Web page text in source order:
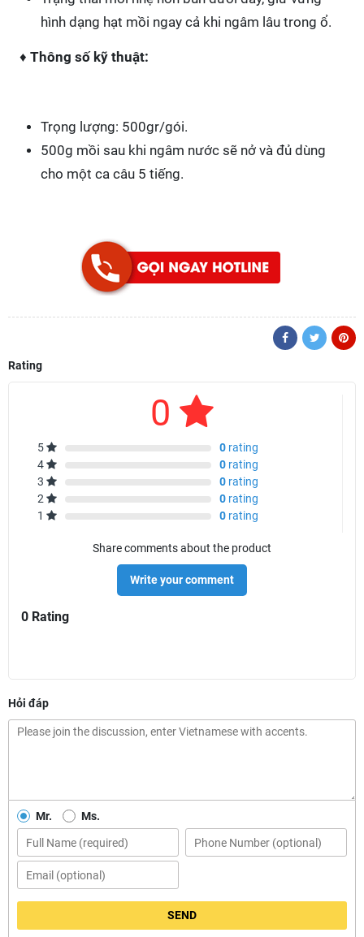
hình dạng hạt mồi ngay cả khi ngâm lâu trong ổ.
♦ Thông số kỹ thuật:
Trọng lượng: 500gr/gói.
500g mồi sau khi ngâm nước sẽ nở và đủ dùng
cho một ca câu 5 tiếng.
Rating
0
5 0 rating
4
0 rating
3
0 rating
2
0 rating
1
0 rating
Share comments about the product
Write your comment
0 Rating
Hỏi đáp
Mr. Ms.
SEND